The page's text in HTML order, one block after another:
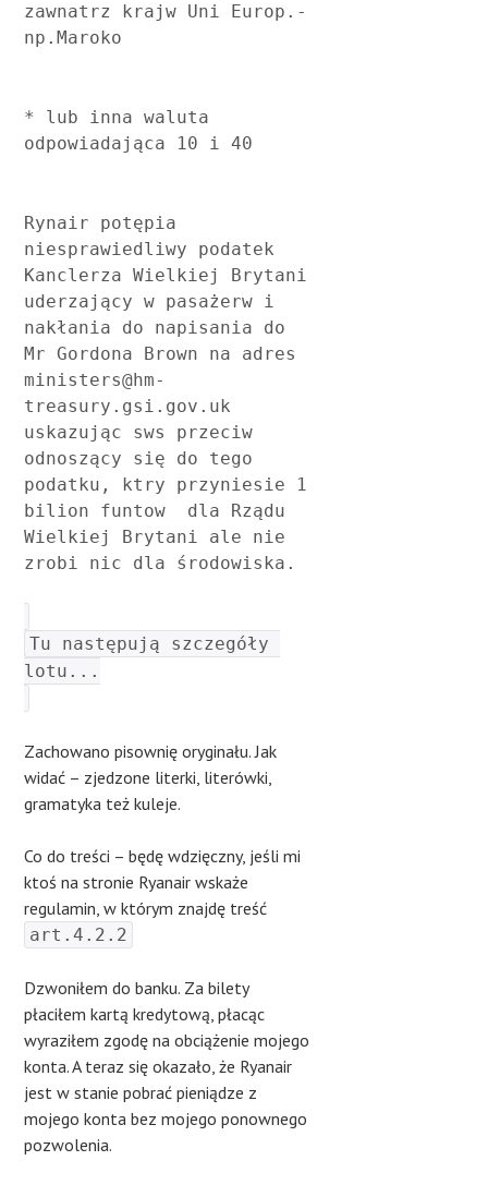
zawnatrz krajw Uni Europ.-
np.Maroko
* lub inna waluta
odpowiadająca 10 i 40
Rynair potępia
niesprawiedliwy podatek
Kanclerza Wielkiej Brytani
uderzający w pasażerw i
nakłania do napisania do
Mr Gordona Brown na adres
ministers@hm-
treasury.gsi.gov.uk
uskazując sws przeciw
odnoszący się do tego
podatku, ktry przyniesie 1
bilion funtow  dla Rządu
Wielkiej Brytani ale nie
zrobi nic dla środowiska.
Tu następują szczegóły
lotu...
Zachowano pisownię oryginału. Jak
widać – zjedzone literki, literówki,
gramatyka też kuleje.
Co do treści – będę wdzięczny, jeśli mi
ktoś na stronie Ryanair wskaże
regulamin, w którym znajdę treść
art.4.2.2
Dzwoniłem do banku. Za bilety
płaciłem kartą kredytową, płacąc
wyraziłem zgodę na obciążenie mojego
konta. A teraz się okazało, że Ryanair
jest w stanie pobrać pieniądze z
mojego konta bez mojego ponownego
pozwolenia.